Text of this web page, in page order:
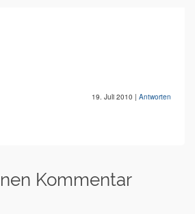
19. Juli 2010 | Antworten
Kommentar